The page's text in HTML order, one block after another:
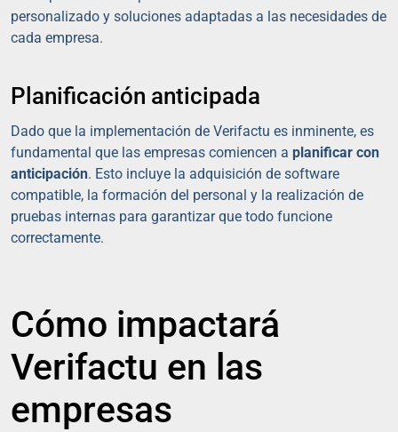
personalizado y soluciones adaptadas a las necesidades de
cada empresa.
Planificación anticipada
Dado que la implementación de Verifactu es inminente, es
fundamental que las empresas comiencen a planificar con
anticipación. Esto incluye la adquisición de software
compatible, la formación del personal y la realización de
pruebas internas para garantizar que todo funcione
correctamente.
Cómo impactará
Verifactu en las
empresas